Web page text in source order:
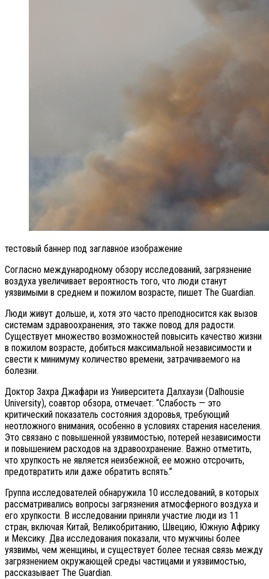
тестовый баннер под заглавное изображение
Согласно международному обзору исследований, загрязнение
воздуха увеличивает вероятность того, что люди станут
уязвимыми в среднем и пожилом возрасте, пишет The Guardian.
Люди живут дольше, и, хотя это часто преподносится как вызов
системам здравоохранения, это также повод для радости.
Существует множество возможностей повысить качество жизни
в пожилом возрасте, добиться максимальной независимости и
свести к минимуму количество времени, затрачиваемого на
болезни.
Доктор Захра Джафари из Университета Далхаузи (Dalhousie
University), соавтор обзора, отмечает: “Слабость — это
критический показатель состояния здоровья, требующий
неотложного внимания, особенно в условиях старения населения.
Это связано с повышенной уязвимостью, потерей независимости
и повышением расходов на здравоохранение. Важно отметить,
что хрупкость не является неизбежной; ее можно отсрочить,
предотвратить или даже обратить вспять.”
Группа исследователей обнаружила 10 исследований, в которых
рассматривались вопросы загрязнения атмосферного воздуха и
его хрупкости. В исследовании приняли участие люди из 11
стран, включая Китай, Великобританию, Швецию, Южную Африку
и Мексику. Два исследования показали, что мужчины более
уязвимы, чем женщины, и существует более тесная связь между
загрязнением окружающей среды частицами и уязвимостью,
рассказывает The Guardian.